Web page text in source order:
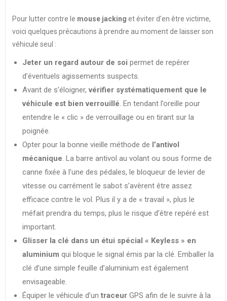
Pour lutter contre le mouse jacking et éviter d’en être victime,
voici quelques précautions à prendre au moment de laisser son
véhicule seul :
Jeter un regard autour de soi permet de repérer
d’éventuels agissements suspects.
Avant de s’éloigner,vérifier systématiquement que le
véhicule est bien verrouillé. En tendant l’oreille pour
entendre le « clic » de verrouillage ou en tirant sur la
poignée.
Opter pour la bonne vieille méthode de l’antivol
mécanique. La barre antivol au volant ou sous forme de
canne fixée à l’une des pédales, le bloqueur de levier de
vitesse ou carrément le sabot s’avèrent être assez
efficace contre le vol. Plus il y a de « travail », plus le
méfait prendra du temps, plus le risque d’être repéré est
important.
Glisser la clé dans un étui spécial « Keyless » en
aluminium qui bloque le signal émis par la clé. Emballer la
clé d’une simple feuille d’aluminium est également
envisageable.
Équiper le véhicule d’un traceurGPS afin de le suivre à la